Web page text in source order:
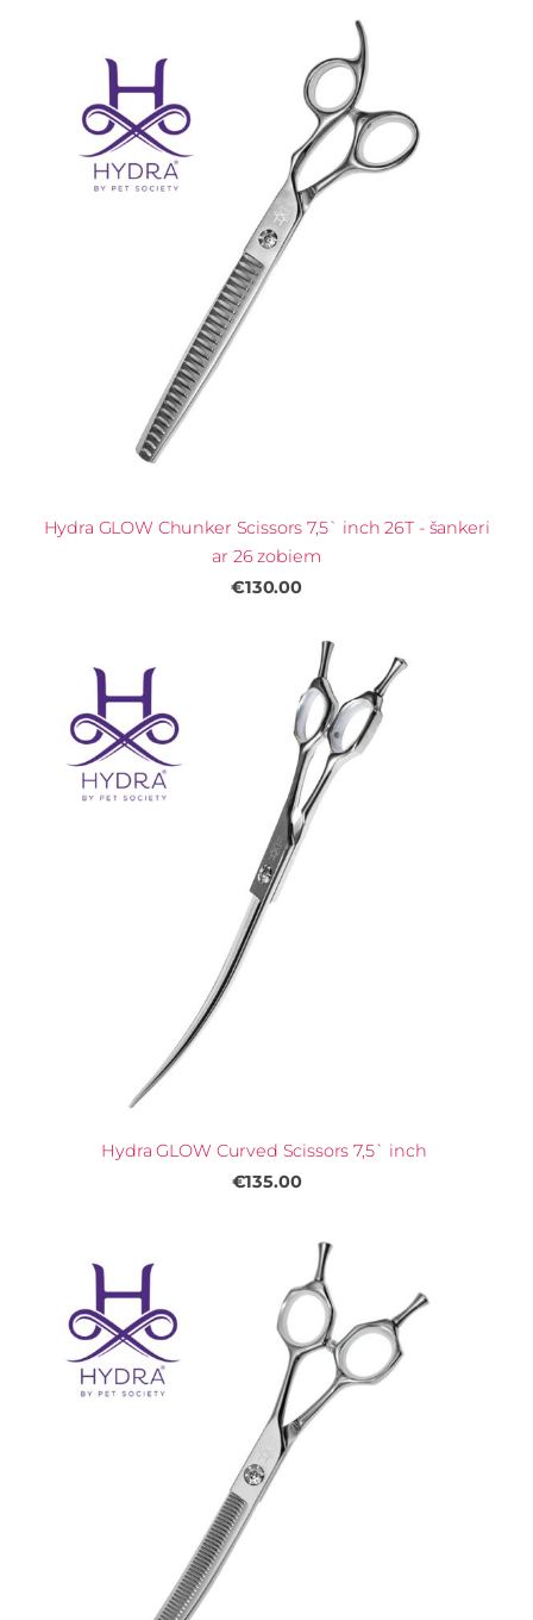
Hydra GLOW Chunker Scissors 7,5` inch 26T - šankeri
ar 26 zobiem
€130.00
Hydra GLOW Curved Scissors 7,5` inch
€135.00